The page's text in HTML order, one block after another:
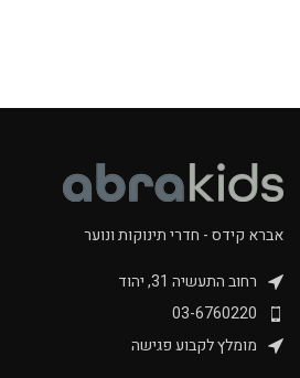
אברא קידס - חדרי תינוקות ונוער
רחוב התעשיה 31, יהוד
03-6760220
מומלץ לקבוע פגישה